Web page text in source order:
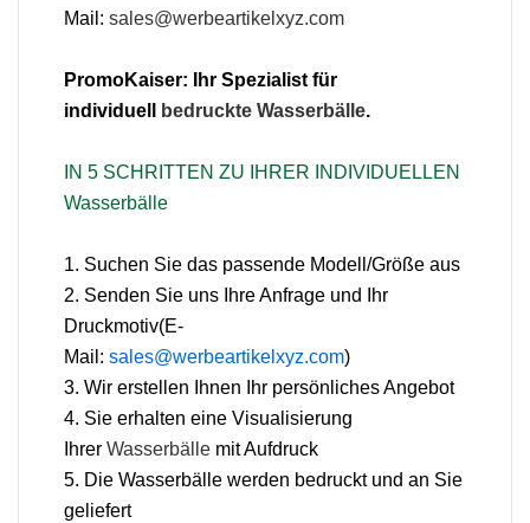
Mail:sales@werbeartikelxyz.com
PromoKaiser: Ihr Spezialist für
individuell
bedruckte Wasserbälle.
IN 5 SCHRITTEN ZU IHRER INDIVIDUELLEN
Wasserbälle
1. Suchen Sie das passende Modell/Größe aus
2. Senden Sie uns Ihre Anfrage und Ihr
Druckmotiv(E-
Mail:sales@werbeartikelxyz.com)
3. Wir erstellen Ihnen Ihr persönliches Angebot
4. Sie erhalten eine Visualisierung
IhrerWasserbälle mit Aufdruck
5. Die Wasserbälle werden bedruckt und an Sie
geliefert